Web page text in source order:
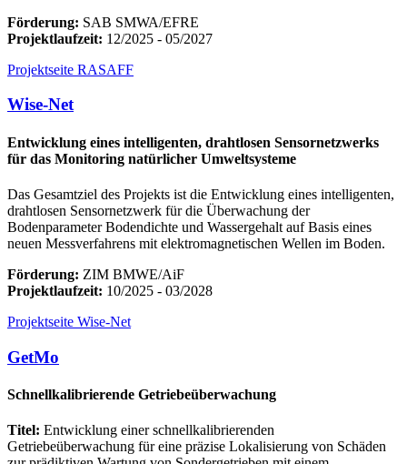
Förderung: SAB SMWA/EFRE
Projektlaufzeit: 12/2025 - 05/2027
Projektseite RASAFF
Wise-Net
Entwicklung eines intelligenten, drahtlosen Sensornetzwerks
für das Monitoring natürlicher Umweltsysteme
Das Gesamtziel des Projekts ist die Entwicklung eines intelligenten,
drahtlosen Sensornetzwerk für die Überwachung der
Bodenparameter Bodendichte und Wassergehalt auf Basis eines
neuen Messverfahrens mit elektromagnetischen Wellen im Boden.
Förderung: ZIM BMWE/AiF
Projektlaufzeit: 10/2025 - 03/2028
Projektseite Wise-Net
GetMo
Schnellkalibrierende Getriebeüberwachung
Titel: Entwicklung einer schnellkalibrierenden
Getriebeüberwachung für eine präzise Lokalisierung von Schäden